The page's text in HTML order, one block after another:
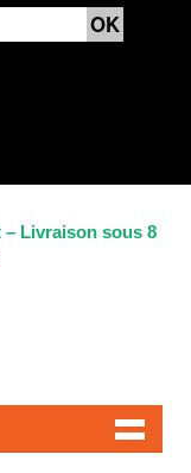
– Livraison sous 8